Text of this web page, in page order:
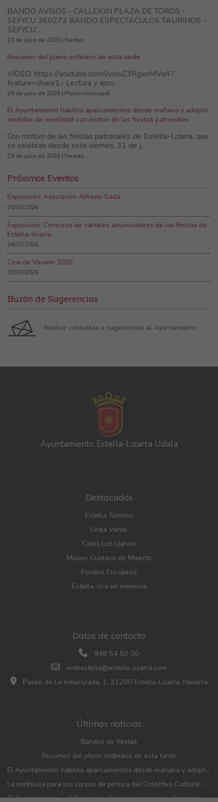
BANDO AVISOS - CALLEJON PLAZA DE TOROS -
SEFYCU 360272 BANDO ESPECTÁCULOS TAURINOS -
SEFYCU ...
31 de julio de 2026 | Fiestas
Resumen del pleno ordinario de esta tarde
VÍDEO: https://youtube.com/live/uZ3RgxoMVq4?
feature=share1.- Lectura y apro...
29 de julio de 2026 | Pleno municipal
El Ayuntamiento habilita aparcamientos desde mañana y adopta
medidas de movilidad con motivo de las fiestas patronales
Con motivo de las fiestas patronales de Estella-Lizarra, que
se celebran desde este viernes, 31 de j...
29 de julio de 2026 | Fiestas
Próximos Eventos
Exposición: Asociación Alfredo Sada
01/07/2026
Exposición: Concurso de carteles anunciadores de las fiestas de
Estella-lizarra
04/07/2026
Cine de Verano 2026
10/07/2026
Buzón de Sugerencias
Realice consultas o sugerencias al Ayuntamiento
Ayuntamiento Estella-Lizarra Udala
Destacados
Estella Turismo
Línea Verde
Cines Los Llanos
Museo Gustavo de Maeztu
Fondos Europeos
Estella, rica en memoria
Datos de contacto
948 54 82 00
webestella@estella-lizarra.com
Paseo de La Inmaculada, 1, 31200 Estella-Lizarra, Navarra
Últimas noticias
Bandos de fiestas
Resumen del pleno ordinario de esta tarde
El Ayuntamiento habilita aparcamientos desde mañana y adopta medidas de movilidad con motivo de las fiestas patronales
La matrícula para los cursos de pintura del Colectivo Cultural Almudí se abrirá del 1 al 4 de septiembre
El Ayuntamiento y el Banco de Alimentos renuevan el convenio de financiación de la entidad